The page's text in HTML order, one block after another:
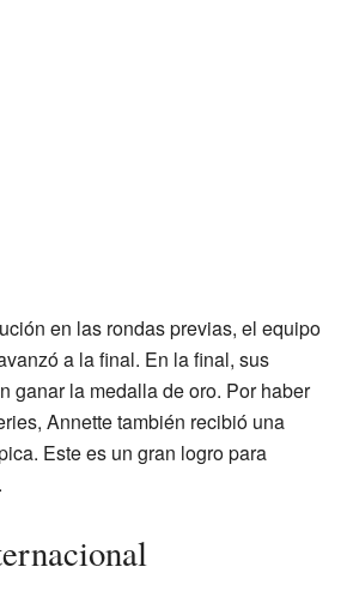
en las rondas previas, el equipo
a la final. En la final, sus
ganar la medalla de oro. Por haber
Annette también recibió una
Este es un gran logro para